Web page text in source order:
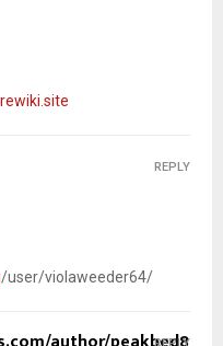
/user/violaweeder64/
REPLY